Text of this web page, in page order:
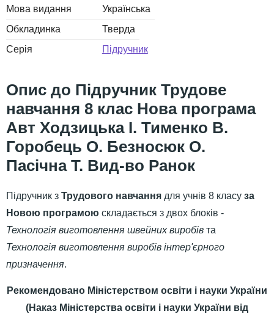
Мова видання
Українська
Обкладинка
Тверда
Серія
Підручник
Підручник Трудове
навчання 8 клас Нова програма
Авт Ходзицька І. Тименко В.
Горобець О. Безносюк О.
Пасічна Т. Вид-во Ранок
Підручник з Трудового навчання для учнів 8 класу за
Новою програмою складається з двох блоків -
Технологія виготовлення швейних виробів та
Технологія виготовлення виробів інтер'єрного
призначення.
Рекомендовано Міністерством освіти і науки України
(Наказ Міністерства освіти і науки України від